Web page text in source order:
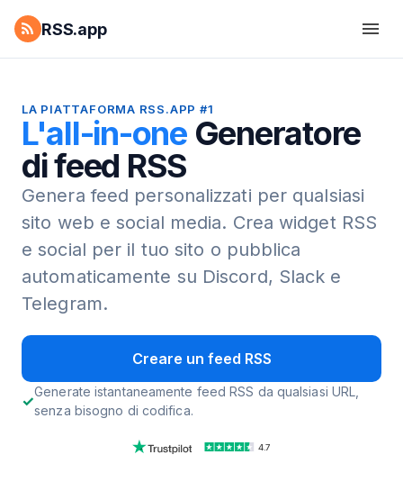
RSS.app
LA PIATTAFORMA RSS.APP #1
L'all-in-one Generatore
di feed RSS
Genera feed personalizzati per qualsiasi
sito web e social media. Crea widget RSS
e social per il tuo sito o pubblica
automaticamente su Discord, Slack e
Telegram.
Creare un feed RSS
Generate istantaneamente feed RSS da qualsiasi URL,
senza bisogno di codifica.
4.7